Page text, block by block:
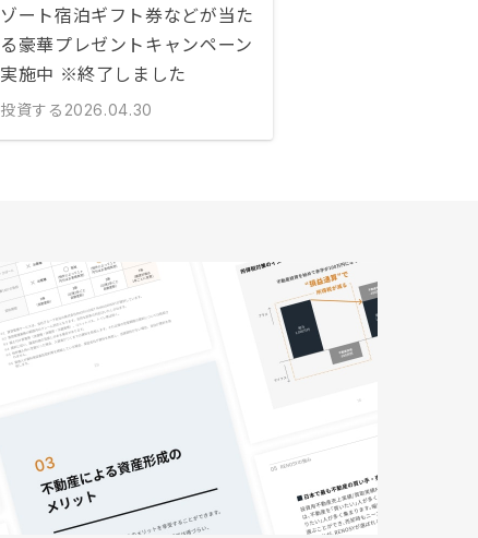
ゾート宿泊ギフト券などが当た
る豪華プレゼントキャンペーン
実施中 ※終了しました
投資する 2026.04.30